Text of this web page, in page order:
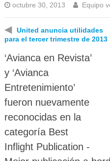
octubre 30, 2013 Equipo
◀
United anuncia utilidades
para el tercer trimestre de 2013
‘Avianca en Revista’
y ‘Avianca
Entretenimiento’
fueron nuevamente
reconocidas en la
categoría Best
Inflight Publication -